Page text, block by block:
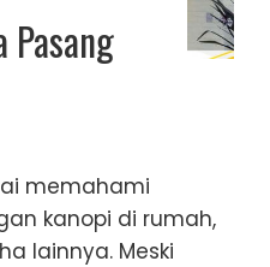
Pasang
memahami
kanopi di rumah,
lainnya. Meski